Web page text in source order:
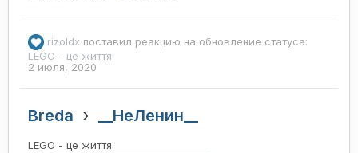
rizoldx поставил реакцию на обновление статуса:
LEGO - це життя
2 июля, 2020
Breda __НеЛенин__
LEGO - це життя